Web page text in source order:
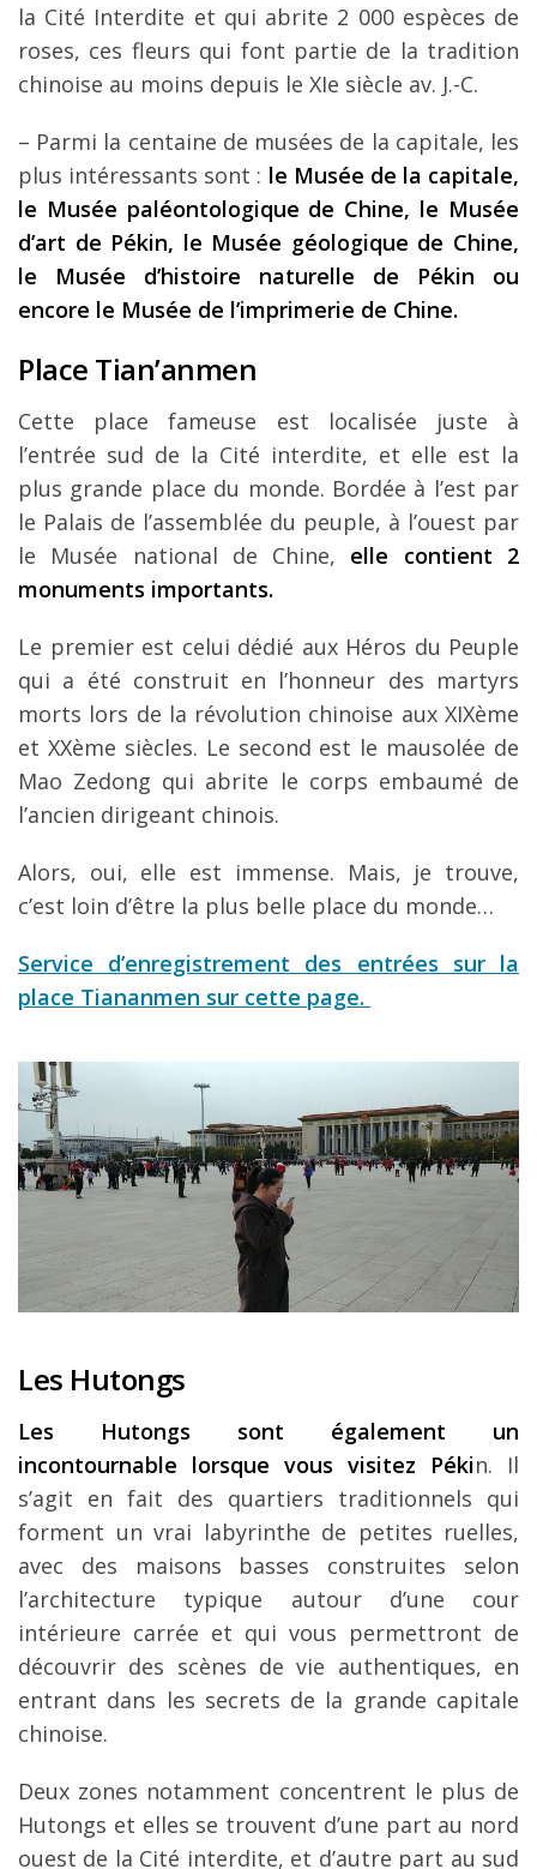
la Cité Interdite et qui abrite 2 000 espèces de
roses, ces fleurs qui font partie de la tradition
chinoise au moins depuis le XIe siècle av. J.-C.
– Parmi la centaine de musées de la capitale, les
plus intéressants sont : le Musée de la capitale,
le Musée paléontologique de Chine, le Musée
d’art de Pékin, le Musée géologique de Chine,
le Musée d’histoire naturelle de Pékin ou
encore le Musée de l’imprimerie de Chine.
Place Tian’anmen
Cette place fameuse est localisée juste à
l’entrée sud de la Cité interdite, et elle est la
plus grande place du monde. Bordée à l’est par
le Palais de l’assemblée du peuple, à l’ouest par
le Musée national de Chine, elle contient 2
monuments importants.
Le premier est celui dédié aux Héros du Peuple
qui a été construit en l’honneur des martyrs
morts lors de la révolution chinoise aux XIXème
et XXème siècles. Le second est le mausolée de
Mao Zedong qui abrite le corps embaumé de
l’ancien dirigeant chinois.
Alors, oui, elle est immense. Mais, je trouve,
c’est loin d’être la plus belle place du monde…
Service d’enregistrement des entrées sur la
place Tiananmen sur cette page.
Les Hutongs
Les Hutongs sont également un
incontournable lorsque vous visitez Pékin. Il
s’agit en fait des quartiers traditionnels qui
forment un vrai labyrinthe de petites ruelles,
avec des maisons basses construites selon
l’architecture typique autour d’une cour
intérieure carrée et qui vous permettront de
découvrir des scènes de vie authentiques, en
entrant dans les secrets de la grande capitale
chinoise.
Deux zones notamment concentrent le plus de
Hutongs et elles se trouvent d’une part au nord
ouest de la Cité interdite, et d’autre part au sud